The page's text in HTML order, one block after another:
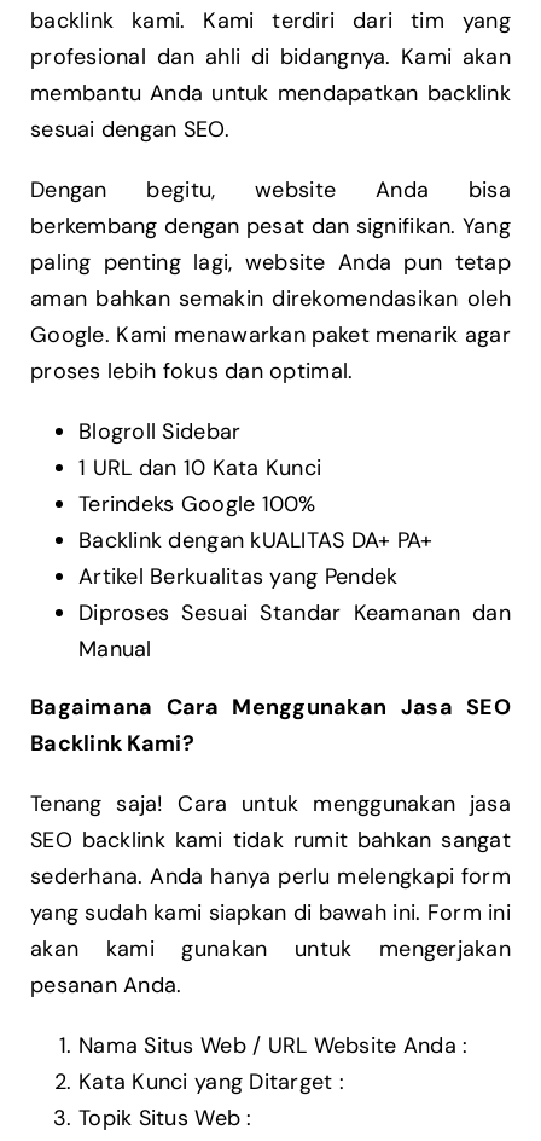
backlink kami. Kami terdiri dari tim yang
profesional dan ahli di bidangnya. Kami akan
membantu Anda untuk mendapatkan backlink
sesuai dengan SEO.
Dengan begitu, website Anda bisa
berkembang dengan pesat dan signifikan. Yang
paling penting lagi, website Anda pun tetap
aman bahkan semakin direkomendasikan oleh
Google. Kami menawarkan paket menarik agar
proses lebih fokus dan optimal.
Blogroll Sidebar
1 URL dan 10 Kata Kunci
Terindeks Google 100%
Backlink dengan kUALITAS DA+ PA+
Artikel Berkualitas yang Pendek
Diproses Sesuai Standar Keamanan dan
Manual
Bagaimana Cara Menggunakan Jasa SEO
Backlink Kami?
Tenang saja! Cara untuk menggunakan jasa
SEO backlink kami tidak rumit bahkan sangat
sederhana. Anda hanya perlu melengkapi form
yang sudah kami siapkan di bawah ini. Form ini
akan kami gunakan untuk mengerjakan
pesanan Anda.
Nama Situs Web / URL Website Anda :
Kata Kunci yang Ditarget :
Topik Situs Web :